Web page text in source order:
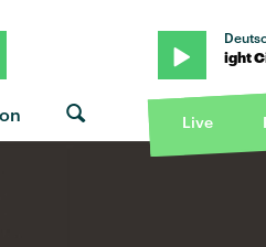
von M83 · "Midnight City" von
Live